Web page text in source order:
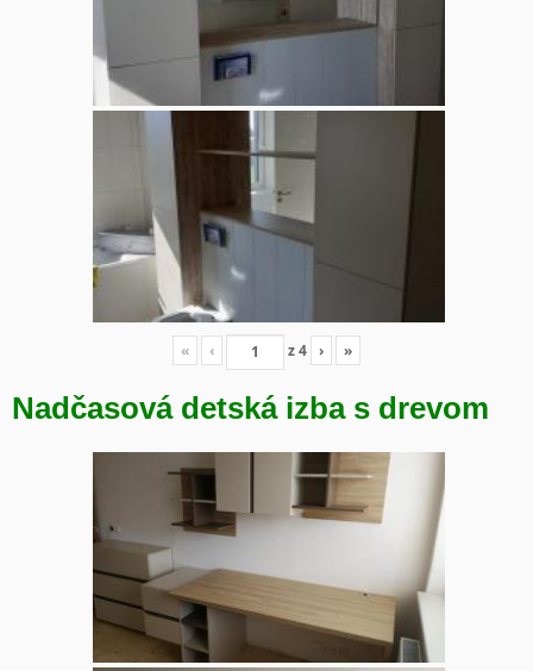
« ‹ z4 › »
Nadčasová detská izba s drevom